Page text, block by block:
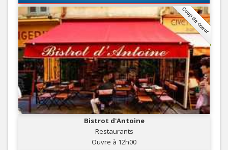
Coup de coeur
Bistrot d'Antoine
Restaurants
Ouvre à 12h00